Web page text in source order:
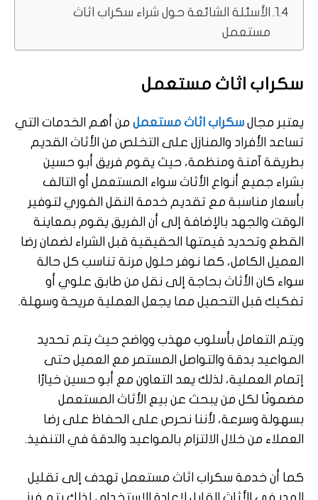
الأسئلة الشائعة حول شراء سكراب اثاث
مستعمل
سكراب اثاث مستعمل
يعتبر مجال سكراب اثاث مستعمل من أهم الخدمات التي
تساعد الأفراد والمنازل على التخلص من الأثاث القديم
بطريقة آمنة ومنظمة، حيث يقوم فريق أبو حسين
بشراء جميع أنواع الأثاث سواء المستعمل أو التالف
بأسعار مناسبة مع تقديم خدمة النقل الفوري لتوفير
الوقت والجهد بالإضافة إلى أن الفريق يقوم بمعاينة
القطع وتحديد قيمتها الحقيقية قبل الشراء لضمان رضا
العميل الكامل، كما نوفر حلول مرنة تناسب كل حالة
سواء كان الأثاث بحاجة إلى نقل من طابق علوي أو
تفكيك قبل التحميل مما يجعل العملية مريحة وسهلة.
ويتم التعامل بأسلوب مهذب وواضح حيث يتم تحديد
المواعيد بدقة والتواصل المستمر مع العميل حتى
إتمام العملية، لذلك يعد التعاون مع أبو حسين خيارًا
مضمونًا لكل من يبحث عن بيع الأثاث المستعمل
بسهولة وسرعة، لأننا نحرص على الحفاظ على رضا
العملاء من خلال الالتزام بالمواعيد والدقة في التنفيذ.
كما أن خدمة سكراب اثاث مستعمل تهدف إلى تقليل
الهدر في الأثاث القابل لإعادة الاستخدام، لذلك يتم فرز